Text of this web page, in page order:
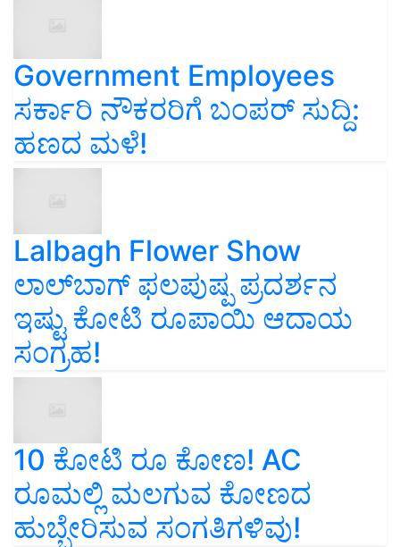
Government Employees
ಸರ್ಕಾರಿ ನೌಕರರಿಗೆ ಬಂಪರ್‌ ಸುದ್ದಿ:
ಹಣದ ಮಳೆ!
Lalbagh Flower Show
ಲಾಲ್‌ಬಾಗ್ ಫಲಪುಷ್ಪ ಪ್ರದರ್ಶನ
ಇಷ್ಟು ಕೋಟಿ ರೂಪಾಯಿ ಆದಾಯ
ಸಂಗ್ರಹ!
10 ಕೋಟಿ ರೂ ಕೋಣ! AC
ರೂಮಲ್ಲಿ ಮಲಗುವ ಕೋಣದ
ಹುಬ್ಬೇರಿಸುವ ಸಂಗತಿಗಳಿವು!